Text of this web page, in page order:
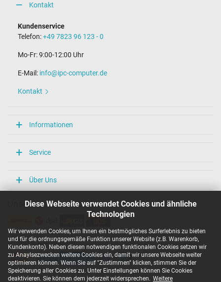
Diese Webseite verwendet Cookies und ähnliche
Technologien
Wir verwenden Cookies, um Ihnen ein bestmögliches Surferlebnis zu bieten
und für die ordnungsgemäße Funktion unserer Website (z.B. Warenkorb,
Kundenkonto). Neben diesen notwendigen funktionalen Cookies setzen wir
zu Anaylsezwecken weitere Cookies ein, damit wir unsere Webseite weiter
optimieren können. Wenn Sie auf "Zustimmen" klicken, stimmen Sie der
Speicherung aller Cookies zu. Unter Einstellungen können Sie Cookies
deaktivieren. Sie können dem jederzeit widersprechen. Weitere
Kontakt
Kundenservice
Telefon:+49 7823 96 123 - 0
Mo-Fr: 9:00-12:00 Uhr
E-Mail: info@ipc-computer.de
Kontakt
Informationen
Service
Über Uns
Unsere Versandarten
Unsere Zahlarten